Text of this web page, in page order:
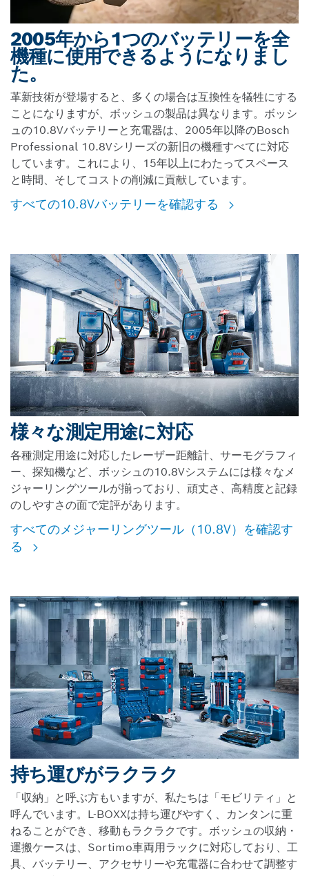
2005年から1つのバッテリーを全
機種に使用できるようになりまし
た。
革新技術が登場すると、多くの場合は互換性を犠牲にする
ことになりますが、ボッシュの製品は異なります。ボッシ
ュの10.8Vバッテリーと充電器は、2005年以降のBosch
Professional 10.8Vシリーズの新旧の機種すべてに対応
しています。これにより、15年以上にわたってスペース
と時間、そしてコストの削減に貢献しています。
すべての10.8Vバッテリーを確認する
様々な測定用途に対応
各種測定用途に対応したレーザー距離計、サーモグラフィ
ー、探知機など、ボッシュの10.8Vシステムには様々なメ
ジャーリングツールが揃っており、頑丈さ、高精度と記録
のしやすさの面で定評があります。
すべてのメジャーリングツール（10.8V）を確認す
る
持ち運びがラクラク
「収納」と呼ぶ方もいますが、私たちは「モビリティ」と
呼んでいます。L-BOXXは持ち運びやすく、カンタンに重
ねることができ、移動もラクラクです。ボッシュの収納・
運搬ケースは、Sortimo車両用ラックに対応しており、工
具、バッテリー、アクセサリーや充電器に合わせて調整す